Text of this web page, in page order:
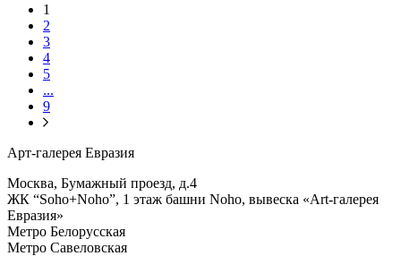
1
2
3
4
5
...
9
Арт-галерея Евразия
Москва, Бумажный проезд, д.4
ЖК “Soho+Noho”, 1 этаж башни Noho, вывеска «Art-галерея
Евразия»
Метро Белорусская
Метро Савеловская